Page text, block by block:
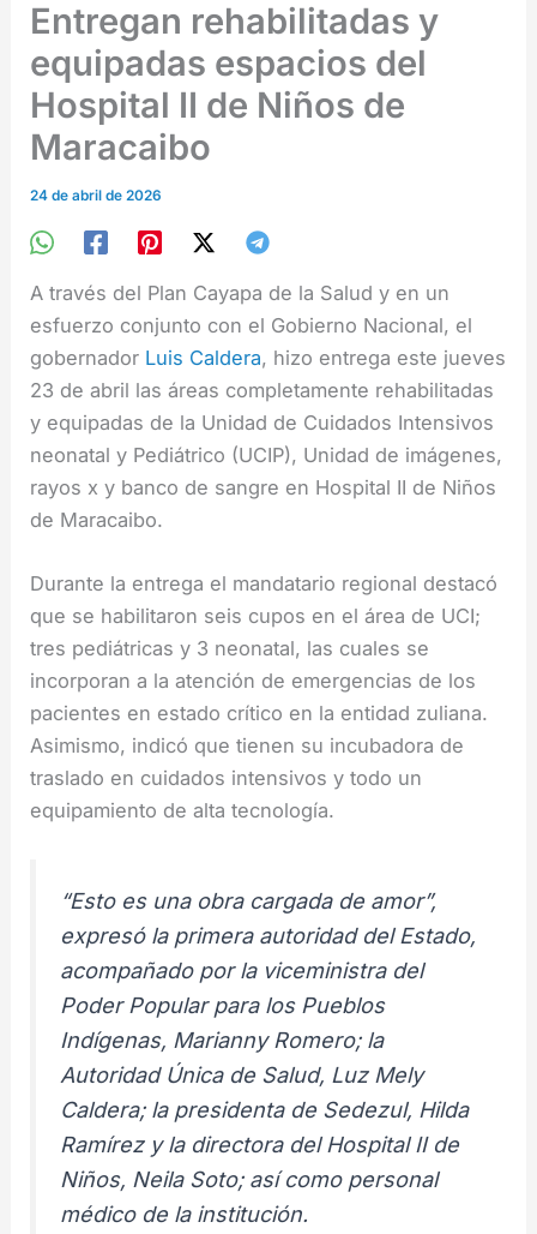
Entregan rehabilitadas y
equipadas espacios del
Hospital II de Niños de
Maracaibo
24 de abril de 2026
A través del Plan Cayapa de la Salud y en un
esfuerzo conjunto con el Gobierno Nacional, el
gobernador Luis Caldera, hizo entrega este jueves
23 de abril las áreas completamente rehabilitadas
y equipadas de la Unidad de Cuidados Intensivos
neonatal y Pediátrico (UCIP), Unidad de imágenes,
rayos x y banco de sangre en Hospital II de Niños
de Maracaibo.
Durante la entrega el mandatario regional destacó
que se habilitaron seis cupos en el área de UCI;
tres pediátricas y 3 neonatal, las cuales se
incorporan a la atención de emergencias de los
pacientes en estado crítico en la entidad zuliana.
Asimismo, indicó que tienen su incubadora de
traslado en cuidados intensivos y todo un
equipamiento de alta tecnología.
“Esto es una obra cargada de amor”,
expresó la primera autoridad del Estado,
acompañado por la viceministra del
Poder Popular para los Pueblos
Indígenas, Marianny Romero; la
Autoridad Única de Salud, Luz Mely
Caldera; la presidenta de Sedezul, Hilda
Ramírez y la directora del Hospital II de
Niños, Neila Soto; así como personal
médico de la institución.